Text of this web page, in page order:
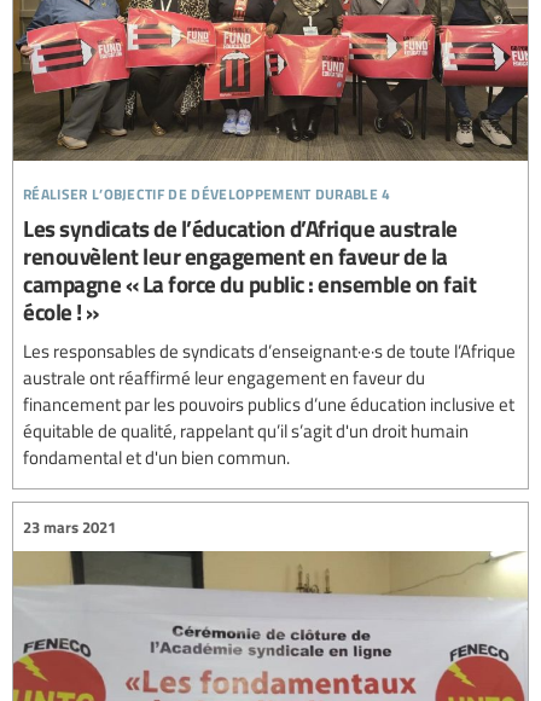
réaliser l’objectif de développement durable 4
Les syndicats de l’éducation d’Afrique australe
renouvèlent leur engagement en faveur de la
campagne « La force du public : ensemble on fait
école ! »
Les responsables de syndicats d’enseignant·e·s de toute l’Afrique
australe ont réaffirmé leur engagement en faveur du
financement par les pouvoirs publics d’une éducation inclusive et
équitable de qualité, rappelant qu’il s’agit d'un droit humain
fondamental et d'un bien commun.
23 mars 2021